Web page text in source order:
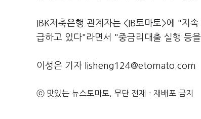
IBK저축은행 관계자는 <IB토마토>에 "지
급하고 있다"라면서 "중금리대출 실행 등
이성은 기자 lisheng124@etomato.com
ⓒ 맛있는 뉴스토마토, 무단 전재 - 재배포 금지